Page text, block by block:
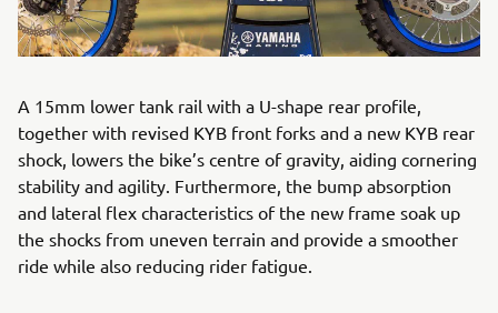
A 15mm lower tank rail with a U-shape rear profile,
together with revised KYB front forks and a new KYB rear
shock, lowers the bike’s centre of gravity, aiding cornering
stability and agility. Furthermore, the bump absorption
and lateral flex characteristics of the new frame soak up
the shocks from uneven terrain and provide a smoother
ride while also reducing rider fatigue.